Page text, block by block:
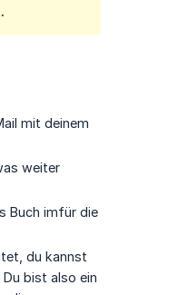
mit deinem
weiter
Buch imfür die
du kannst
bist also ein